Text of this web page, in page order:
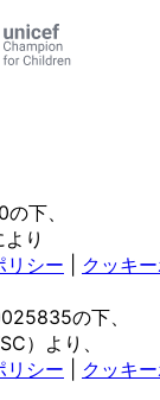
の下、
より
リシー
クッキ
の下、
）より、
リシー
クッキ